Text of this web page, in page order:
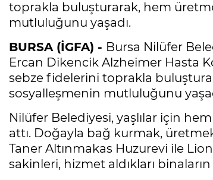
toprakla buluşturarak, hem
mutluluğunu yaşadı.
BURSA (İGFA) - Bursa Nilüfer
Ercan Dikencik Alzheimer Hasta
sebze fidelerini toprakla
sosyalleşmenin mutluluğunu
Nilüfer Belediyesi, yaşlılar için
attı. Doğayla bağ kurmak,
Taner Altınmakas Huzurevi ile
sakinleri, hizmet aldıkları